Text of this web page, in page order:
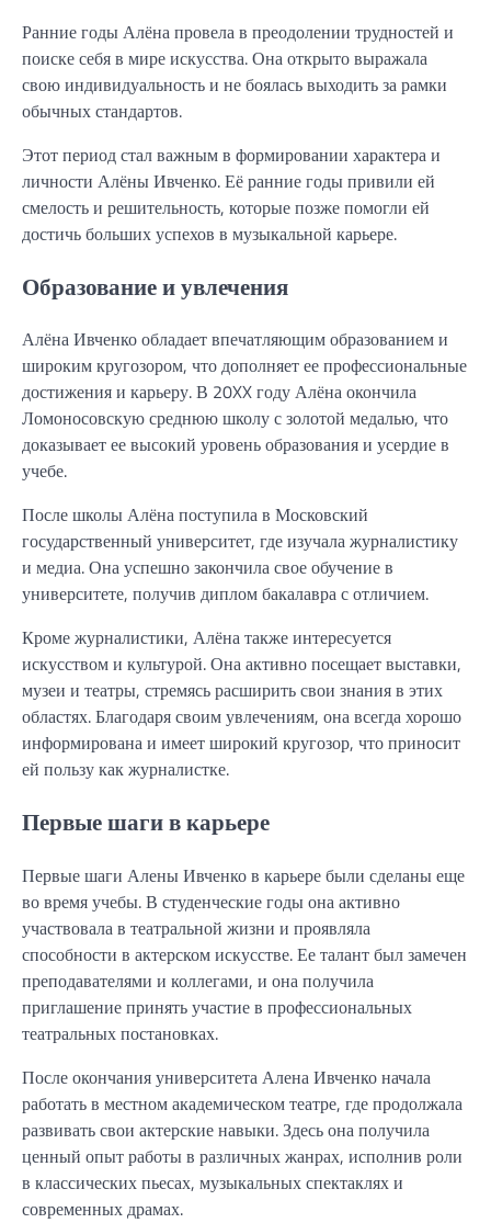
Ранние годы Алёна провела в преодолении трудностей и
поиске себя в мире искусства. Она открыто выражала
свою индивидуальность и не боялась выходить за рамки
обычных стандартов.
Этот период стал важным в формировании характера и
личности Алёны Ивченко. Её ранние годы привили ей
смелость и решительность, которые позже помогли ей
достичь больших успехов в музыкальной карьере.
Образование и увлечения
Алёна Ивченко обладает впечатляющим образованием и
широким кругозором, что дополняет ее профессиональные
достижения и карьеру. В 20XX году Алёна окончила
Ломоносовскую среднюю школу с золотой медалью, что
доказывает ее высокий уровень образования и усердие в
учебе.
После школы Алёна поступила в Московский
государственный университет, где изучала журналистику
и медиа. Она успешно закончила свое обучение в
университете, получив диплом бакалавра с отличием.
Кроме журналистики, Алёна также интересуется
искусством и культурой. Она активно посещает выставки,
музеи и театры, стремясь расширить свои знания в этих
областях. Благодаря своим увлечениям, она всегда хорошо
информирована и имеет широкий кругозор, что приносит
ей пользу как журналистке.
Первые шаги в карьере
Первые шаги Алены Ивченко в карьере были сделаны еще
во время учебы. В студенческие годы она активно
участвовала в театральной жизни и проявляла
способности в актерском искусстве. Ее талант был замечен
преподавателями и коллегами, и она получила
приглашение принять участие в профессиональных
театральных постановках.
После окончания университета Алена Ивченко начала
работать в местном академическом театре, где продолжала
развивать свои актерские навыки. Здесь она получила
ценный опыт работы в различных жанрах, исполнив роли
в классических пьесах, музыкальных спектаклях и
современных драмах.